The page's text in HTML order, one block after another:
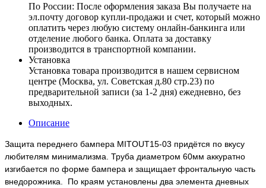
По России: После оформления заказа Вы получаете на
эл.почту договор купли-продажи и счет, который можно
оплатить через любую систему онлайн-банкинга или
отделение любого банка. Оплата за доставку
производится в транспортной компании.
Установка
Установка товара производится в нашем сервисном
центре (Москва, ул. Советская д.80 стр.23) по
предварительной записи (за 1-2 дня) ежедневно, без
выходных.
Описание
Защита переднего бампера MITOUT15-03 придётся по вкусу
любителям минимализма. Труба диаметром 60мм аккуратно
изгибается по форме бампера и защищает фронтальную часть
внедорожника.
По краям установлены два элемента дневных